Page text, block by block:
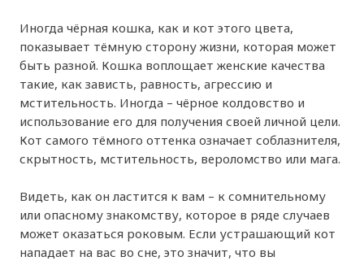
Иногда чёрная кошка, как и кот этого цвета,
показывает тёмную сторону жизни, которая может
быть разной. Кошка воплощает женские качества
такие, как зависть, равность, агрессию и
мстительность. Иногда – чёрное колдовство и
использование его для получения своей личной цели.
Кот самого тёмного оттенка означает соблазнителя,
скрытность, мстительность, вероломство или мага.
Видеть, как он ластится к вам – к сомнительному
или опасному знакомству, которое в ряде случаев
может оказаться роковым. Если устрашающий кот
нападает на вас во сне, это значит, что вы